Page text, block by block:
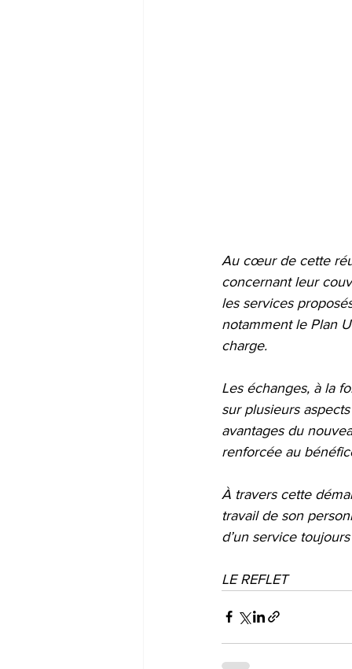
Au cœur de cette
concernant leur
les services
notamment le Plan
charge.
Les échanges, à la
sur plusieurs
avantages du
renforcée au
À travers cette
travail de son
d’un service
LE REFLET